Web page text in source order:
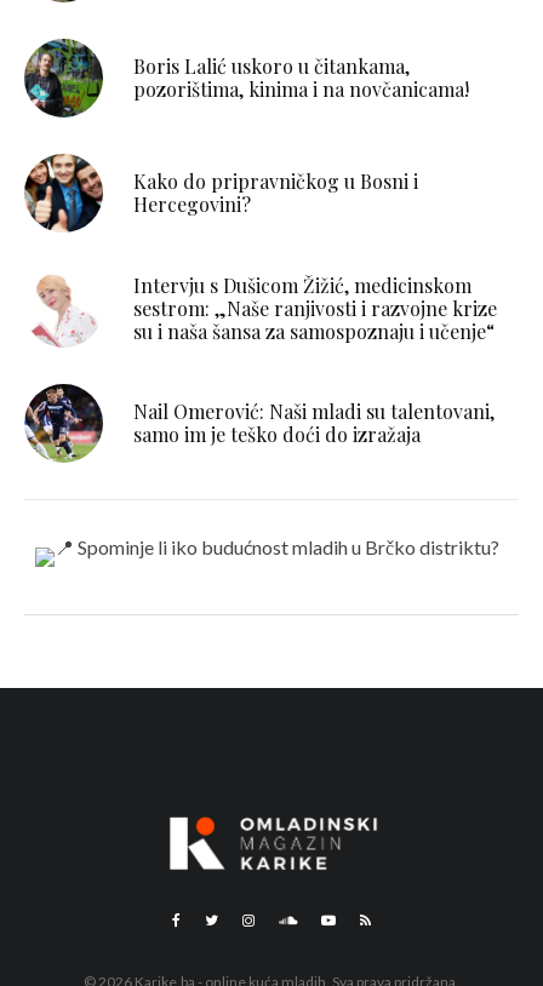
Boris Lalić uskoro u čitankama,
pozorištima, kinima i na novčanicama!
Kako do pripravničkog u Bosni i
Hercegovini?
Intervju s Dušicom Žižić, medicinskom
sestrom: „Naše ranjivosti i razvojne krize
su i naša šansa za samospoznaju i učenje“
Nail Omerović: Naši mladi su talentovani,
samo im je teško doći do izražaja
© 2026 Karike.ba - online kuća mladih. Sva prava pridržana.